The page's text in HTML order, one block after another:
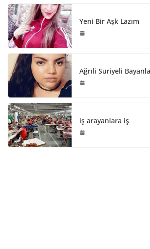
Yeni Bir Aşk Lazım
Ağrıli Suriyeli
iş arayanlara iş